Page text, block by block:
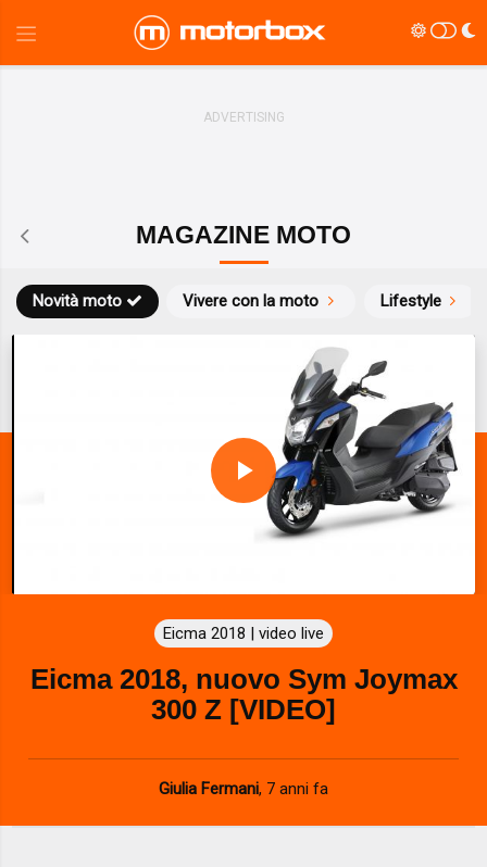
MAGAZINE MOTO
Novità moto Vivere con la moto Lifestyle
P
a
y
V
d
e
Eicma 2018 | video live
Eicma 2018, nuovo Sym Joymax
300 Z [VIDEO]
Giulia Fermani, 7 anni fa